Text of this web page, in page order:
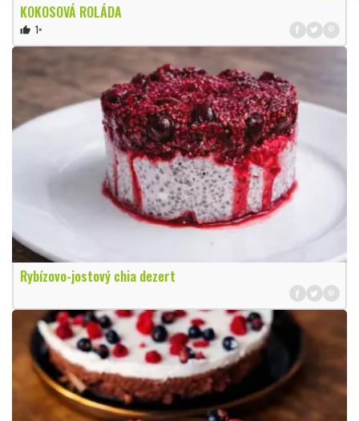
KOKOSOVÁ ROLÁDA
thumb_up 1×
Rybízovo-jostový chia dezert